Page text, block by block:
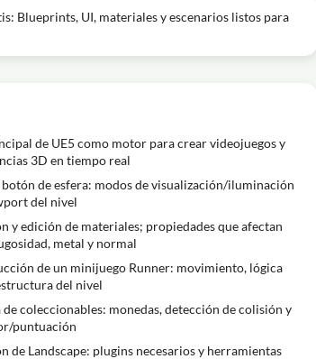
Blueprints, UI, materiales y escenarios listos para
de UE5 como motor para crear videojuegos y
3D en tiempo real
botón de esfera: modos de visualización/iluminación
del nivel
y edición de materiales; propiedades que afectan
metal y normal
de un minijuego Runner: movimiento, lógica
del nivel
de coleccionables: monedas, detección de colisión y
puntuación
de Landscape: plugins necesarios y herramientas